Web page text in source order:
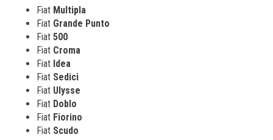
Fiat Multipla
Fiat Grande Punto
Fiat 500
Fiat Croma
Fiat Idea
Fiat Sedici
Fiat Ulysse
Fiat Doblo
Fiat Fiorino
Fiat Scudo